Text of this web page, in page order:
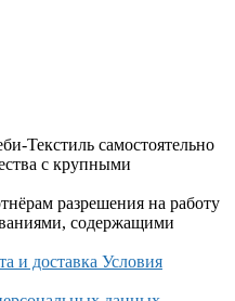
Текстиль самостоятельно
с крупными
разрешения на работу
содержащими
и доставка Условия